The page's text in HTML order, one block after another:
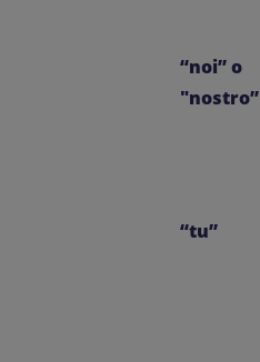
“noi” o
"nostro”
“tu”